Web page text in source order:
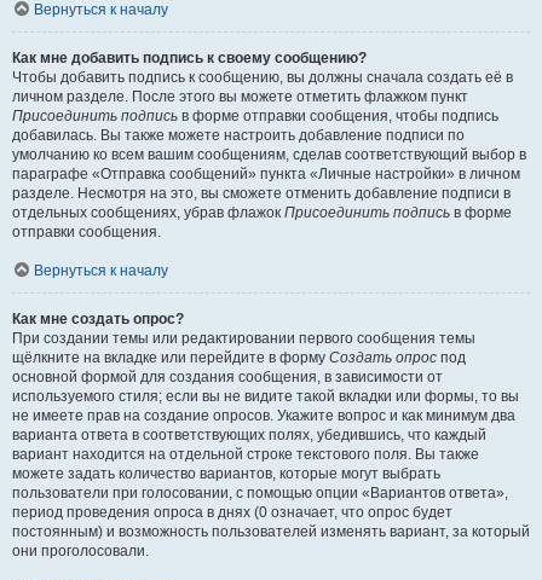
Вернуться к началу
Как мне добавить подпись к своему сообщению?
Чтобы добавить подпись к сообщению, вы должны сначала создать её в
личном разделе. После этого вы можете отметить флажком пункт
Присоединить подпись в форме отправки сообщения, чтобы подпись
добавилась. Вы также можете настроить добавление подписи по
умолчанию ко всем вашим сообщениям, сделав соответствующий выбор в
параграфе «Отправка сообщений» пункта «Личные настройки» в личном
разделе. Несмотря на это, вы сможете отменить добавление подписи в
отдельных сообщениях, убрав флажок Присоединить подпись в форме
отправки сообщения.
Вернуться к началу
Как мне создать опрос?
При создании темы или редактировании первого сообщения темы
щёлкните на вкладке или перейдите в форму Создать опрос под
основной формой для создания сообщения, в зависимости от
используемого стиля; если вы не видите такой вкладки или формы, то вы
не имеете прав на создание опросов. Укажите вопрос и как минимум два
варианта ответа в соответствующих полях, убедившись, что каждый
вариант находится на отдельной строке текстового поля. Вы также
можете задать количество вариантов, которые могут выбрать
пользователи при голосовании, с помощью опции «Вариантов ответа»,
период проведения опроса в днях (0 означает, что опрос будет
постоянным) и возможность пользователей изменять вариант, за который
они проголосовали.